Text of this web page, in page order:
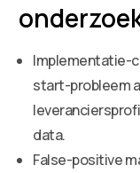
Implementatie-
start-probleem
data.
False-positive